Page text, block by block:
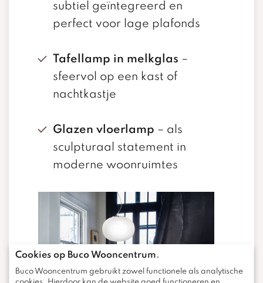
subtiel geïntegreerd en
perfect voor lage plafonds
Tafellamp in melkglas –
sfeervol op een kast of
nachtkastje
Glazen vloerlamp – als
sculpturaal statement in
moderne woonruimtes
Cookies op Buco Wooncentrum.
Buco Wooncentrum gebruikt zowel functionele als analytische